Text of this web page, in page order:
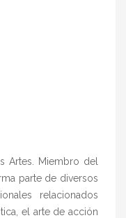
Artes. Miembro del
parte de diversos
relacionados
el arte de acción